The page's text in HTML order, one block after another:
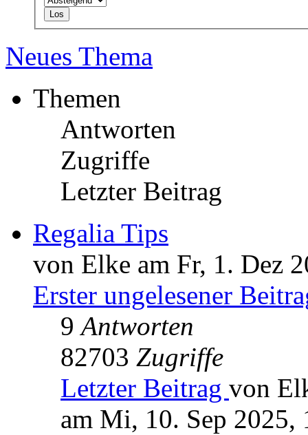
Neues Thema
Themen
Antworten
Zugriffe
Letzter Beitrag
Regalia Tips
von Elke am Fr, 1. Dez
Erster ungelesener
9Antworten
82703 Zugriffe
Letzter Beitrag von
am Mi, 10. Sep 2025,